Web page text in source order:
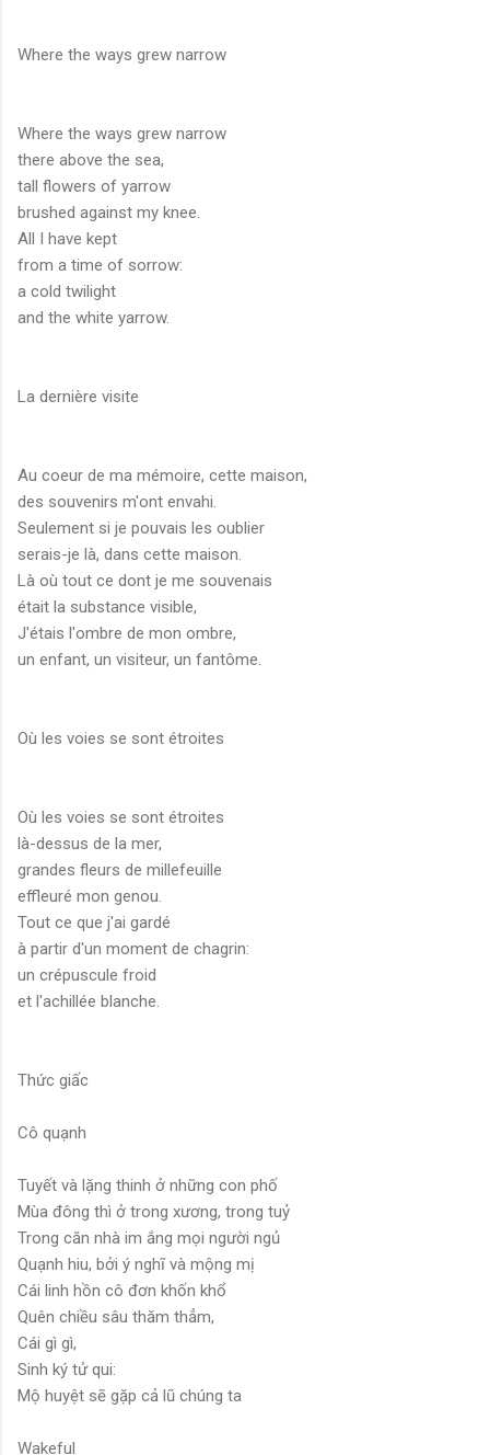
Where the ways grew narrow
Where the ways grew narrow
there above the sea,
tall flowers of yarrow
brushed against my knee.
All I have kept
from a time of sorrow:
a cold twilight
and the white yarrow.
La dernière visite
Au coeur de ma mémoire, cette maison,
des souvenirs m'ont envahi.
Seulement si je pouvais les oublier
serais-je là, dans cette maison.
Là où tout ce dont je me souvenais
était la substance visible,
J'étais l'ombre de mon ombre,
un enfant, un visiteur, un fantôme.
Où les voies se sont étroites
Où les voies se sont étroites
là-dessus de la mer,
grandes fleurs de millefeuille
effleuré mon genou.
Tout ce que j'ai gardé
à partir d'un moment de chagrin:
un crépuscule froid
et l'achillée blanche.
Thức giấc
Cô quạnh
Tuyết và lặng thinh ở những con phố
Mùa đông thì ở trong xương, trong tuỷ
Trong căn nhà im ắng mọi người ngủ
Quạnh hiu, bởi ý nghĩ và mộng mị
Cái linh hồn cô đơn khốn khổ
Quên chiều sâu thăm thẳm,
Cái gì gì,
Sinh ký tử qui:
Mộ huyệt sẽ gặp cả lũ chúng ta
Wakeful